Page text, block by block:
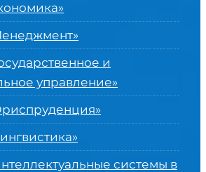
и
управление»
системы в